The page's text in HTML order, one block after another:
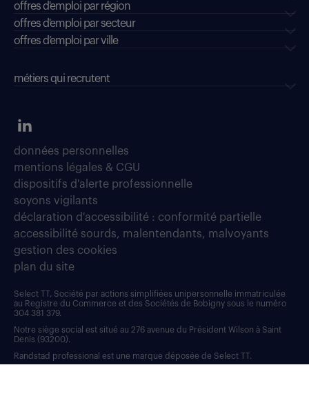
offres d'emploi par région
offres d'emploi par secteur
offres d’emploi par ville
métiers qui recrutent
données personnelles
mentions légales & CGU
dispositifs d'alerte professionnelle
soyons vigilants
déclaration d'accessibilité : conformité partielle
accessibilité sourds, malentendants, malvoyants
gestion des cookies
plan du site
Select TT, Société par actions simplifiées unipersonnelle immatriculée
au Registre du Commerce et des Sociétés de Bobigny sous le numéro
304 381 379.
Notre siège social est situé au 276 avenue du Président Wilson à Saint
Denis (93200).
Randstad professional est une marque déposée de Select TT.